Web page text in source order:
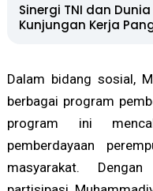
Sinergi TNI dan
Kunjungan Kerja
Dalam bidang sosial,
berbagai program
program ini
pemberdayaan
masyarakat.